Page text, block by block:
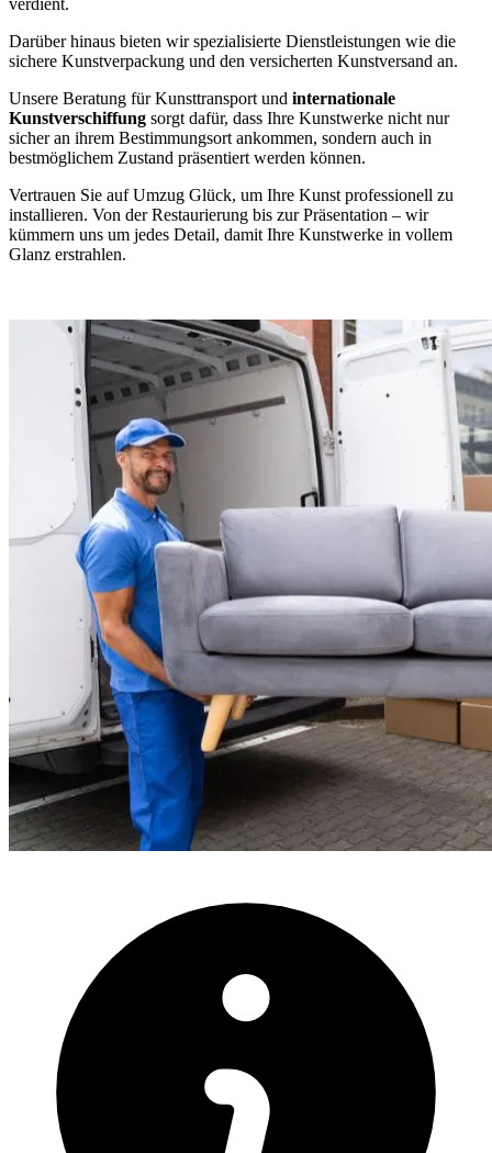
Darüber hinaus bieten wir spezialisierte Dienstleistungen wie die
sichere Kunstverpackung und den versicherten Kunstversand an.
Unsere Beratung für Kunsttransport und internationale
Kunstverschiffung sorgt dafür, dass Ihre Kunstwerke nicht nur
sicher an ihrem Bestimmungsort ankommen, sondern auch in
bestmöglichem Zustand präsentiert werden können.
Vertrauen Sie auf Umzug Glück, um Ihre Kunst professionell zu
installieren. Von der Restaurierung bis zur Präsentation – wir
kümmern uns um jedes Detail, damit Ihre Kunstwerke in vollem
Glanz erstrahlen.